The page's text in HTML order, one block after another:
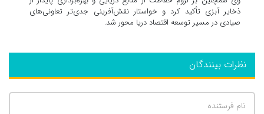
ذخایر آبزی تأکید کرد و خواستار نقش‌آفرینی جدی‌تر تعاونی‌های
صیادی در مسیر توسعه اقتصاد دریا محور شد.
نظرات بینندگان